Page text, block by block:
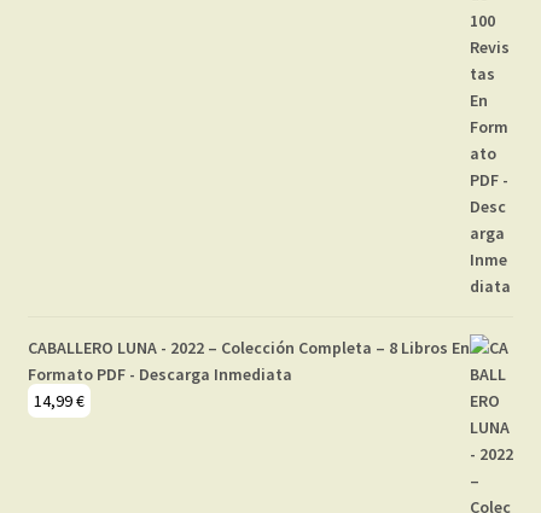
CABALLERO LUNA - 2022 – Colección Completa – 8 Libros En
Formato PDF - Descarga Inmediata
14,99€